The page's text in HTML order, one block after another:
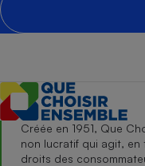
Créée en 1951, Que
non lucratif qui agit,
droits des